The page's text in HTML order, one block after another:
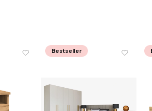
Bestseller